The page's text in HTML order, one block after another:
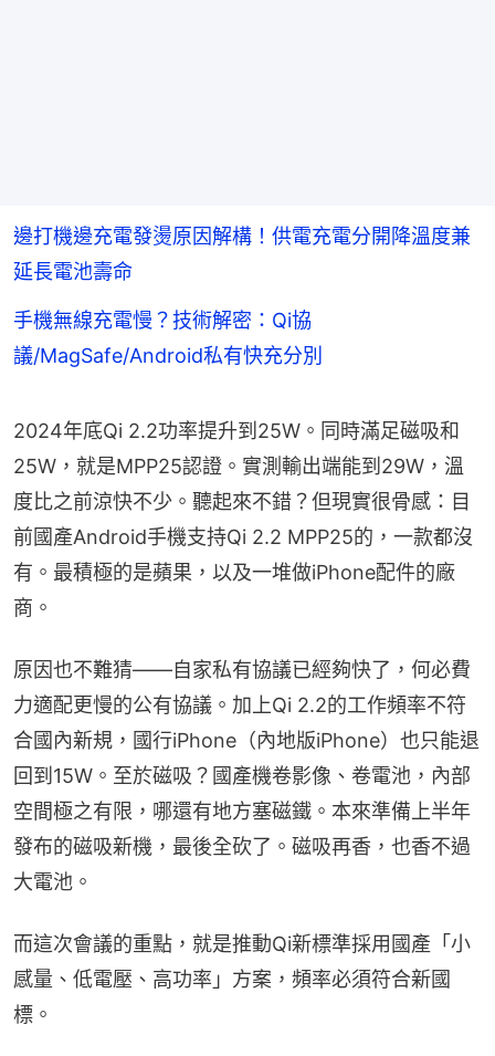
邊打機邊充電發燙原因解構！供電充電分開降溫度兼
延長電池壽命
手機無線充電慢？技術解密：Qi協
議/MagSafe/Android私有快充分別
2024年底Qi 2.2功率提升到25W。同時滿足磁吸和
25W，就是MPP25認證。實測輸出端能到29W，溫
度比之前涼快不少。聽起來不錯？但現實很骨感：目
前國產Android手機支持Qi 2.2 MPP25的，一款都沒
有。最積極的是蘋果，以及一堆做iPhone配件的廠
商。
原因也不難猜——自家私有協議已經夠快了，何必費
力適配更慢的公有協議。加上Qi 2.2的工作頻率不符
合國內新規，國行iPhone（內地版iPhone）也只能退
回到15W。至於磁吸？國產機卷影像、卷電池，內部
空間極之有限，哪還有地方塞磁鐵。本來準備上半年
發布的磁吸新機，最後全砍了。磁吸再香，也香不過
大電池。
而這次會議的重點，就是推動Qi新標準採用國產「小
感量、低電壓、高功率」方案，頻率必須符合新國
標。